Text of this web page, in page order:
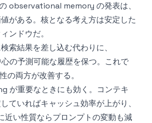
observational memory の発表は、
がある。核となる考え方は安定した
ンドウだ。
索結果を差し込む代わりに、
の予測可能な履歴を保つ。これで
の両方が改善する。
が重要なときにも効く。コンテキ
ていればキャッシュ効率が上がり、
い性質ならプロンプトの変動も減